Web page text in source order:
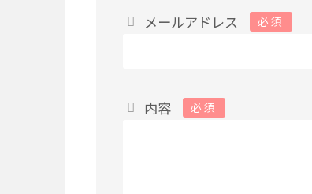
メールアドレス 必須
内容 必須